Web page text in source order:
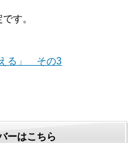
す。
る」 その3
ーはこちら